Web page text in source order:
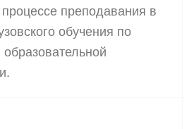
преподавания в
обучения по